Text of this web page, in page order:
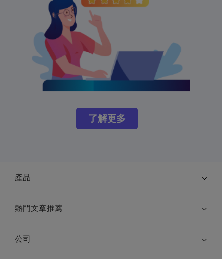
了解更多
產品
熱門文章推薦
公司